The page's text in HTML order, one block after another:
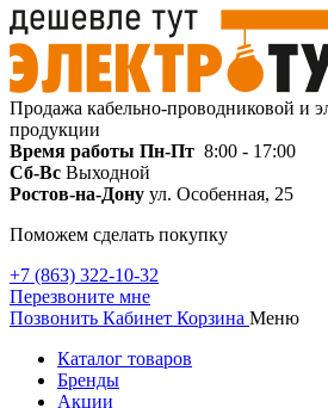
Продажа кабельно-проводниковой и
продукции
Время работы Пн-Пт 8:00 - 17:00
Сб-Вс Выходной
Ростов-на-Дону ул. Особенная, 25
Поможем сделать покупку
+7 (863) 322-10-32
Перезвоните мне
Позвонить Кабинет Корзина Меню
Каталог товаров
Бренды
Акции